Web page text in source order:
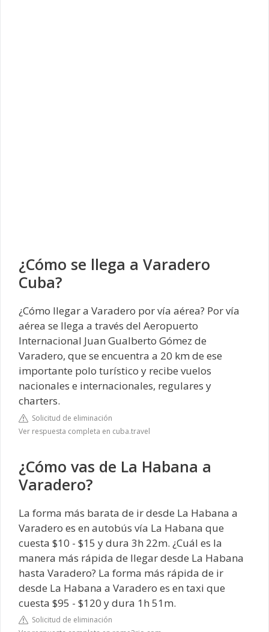
¿Cómo se llega a Varadero
Cuba?
¿Cómo llegar a Varadero por vía aérea? Por vía
aérea se llega a través del Aeropuerto
Internacional Juan Gualberto Gómez de
Varadero, que se encuentra a 20 km de ese
importante polo turístico y recibe vuelos
nacionales e internacionales, regulares y
charters.
Solicitud de eliminación
Ver respuesta completa en cuba.travel
¿Cómo vas de La Habana a
Varadero?
La forma más barata de ir desde La Habana a
Varadero es en autobús vía La Habana que
cuesta $10 - $15 y dura 3h 22m. ¿Cuál es la
manera más rápida de llegar desde La Habana
hasta Varadero? La forma más rápida de ir
desde La Habana a Varadero es en taxi que
cuesta $95 - $120 y dura 1h 51m.
Solicitud de eliminación